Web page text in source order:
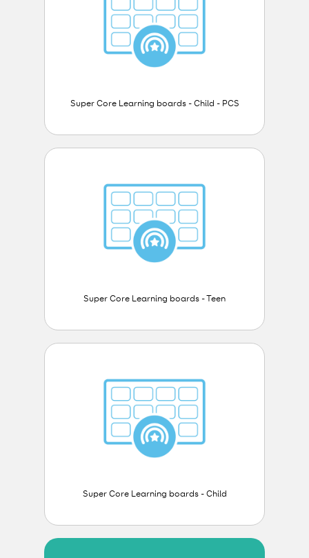
Super Core Learning boards - Child - PCS
Super Core Learning boards - Teen
Super Core Learning boards - Child